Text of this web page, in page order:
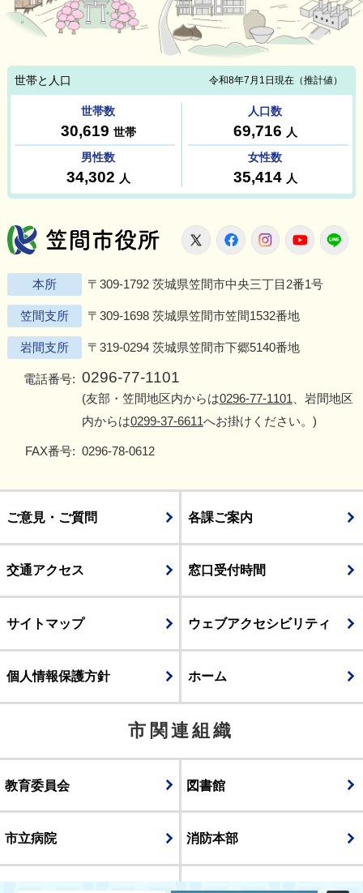
笠間市役所
X FacebookInstagram
本所 〒309-1792 茨城県笠間市中央三丁目2番1号
笠間支所 〒309-1698 茨城県笠間市笠間1532番地
岩間支所 〒319-0294 茨城県笠間市下郷5140番地
電話番号: 0296-77-1101
(友部・笠間地区内からは0296-77-1101 、岩間地区
内からは0299-37-6611へお掛けください。)
FAX番号: 0296-78-0612
ご意見・ご質問 各課ご案内
交通アクセス 窓口受付時間
サイトマップ ウェブアクセシビリティ
個人情報保護方針 ホーム
市関連組織
教育委員会 図書館
市立病院 消防本部